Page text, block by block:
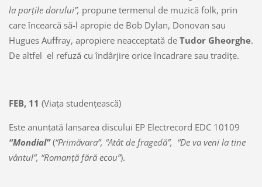
la porţile dorului”, propune termenul de muzică folk, prin
care încearcă să-l apropie de Bob Dylan, Donovan sau
Hugues Auffray, apropiere neacceptată de Tudor Gheorghe.
De altfel el refuză cu îndârjire orice încadrare sau tradiţe.
FEB, 11 (Viaţa studenţească)
Este anunţată lansarea discului EP Electrecord EDC 10109
“Mondial”(“Primăvara”, “Atât de fragedă”, “De va veni la tine
vântul”, “Romanţă fără ecou”).